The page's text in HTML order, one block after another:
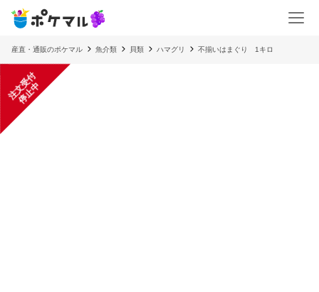
産直・通販のポケマル 魚介類 貝類 ハマグリ 不揃いはまぐり 1キロ
注
文
受
付
停
止
中